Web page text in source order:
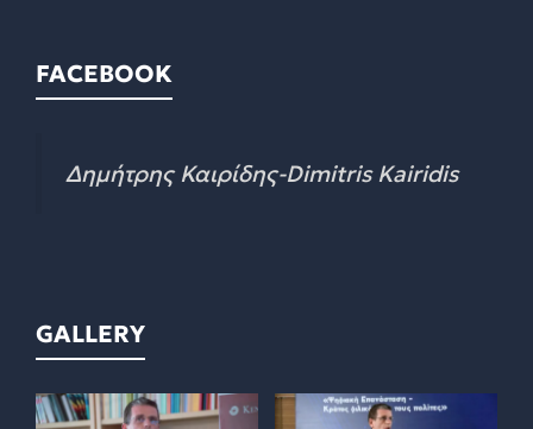
FACEBOOK
Δημήτρης Καιρίδης-Dimitris Kairidis
GALLERY